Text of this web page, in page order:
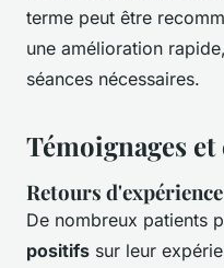
terme peut être
une amélioration
séances nécessaires.
Témoignages et
Retours
De nombreux patients
positifs sur leur